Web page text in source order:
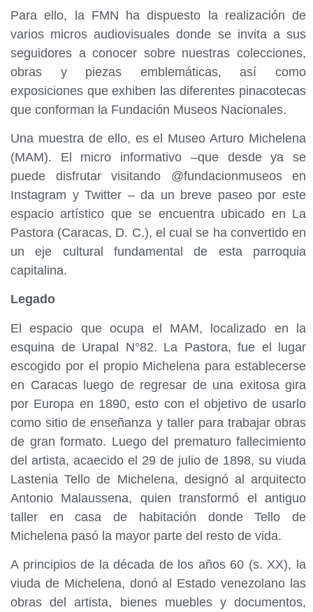
Para ello, la FMN ha dispuesto la realización de
varios micros audiovisuales donde se invita a sus
seguidores a conocer sobre nuestras colecciones,
obras y piezas emblemáticas, así como
exposiciones que exhiben las diferentes pinacotecas
que conforman la Fundación Museos Nacionales.
Una muestra de ello, es el Museo Arturo Michelena
(MAM). El micro informativo –que desde ya se
puede disfrutar visitando @fundacionmuseos en
Instagram y Twitter – da un breve paseo por este
espacio artístico que se encuentra ubicado en La
Pastora (Caracas, D. C.), el cual se ha convertido en
un eje cultural fundamental de esta parroquia
capitalina.
Legado
El espacio que ocupa el MAM, localizado en la
esquina de Urapal N°82. La Pastora, fue el lugar
escogido por el propio Michelena para establecerse
en Caracas luego de regresar de una exitosa gira
por Europa en 1890, esto con el objetivo de usarlo
como sitio de enseñanza y taller para trabajar obras
de gran formato. Luego del prematuro fallecimiento
del artista, acaecido el 29 de julio de 1898, su viuda
Lastenia Tello de Michelena, designó al arquitecto
Antonio Malaussena, quien transformó el antiguo
taller en casa de habitación donde Tello de
Michelena pasó la mayor parte del resto de vida.
A principios de la década de los años 60 (s. XX), la
viuda de Michelena, donó al Estado venezolano las
obras del artista, bienes muebles y documentos,